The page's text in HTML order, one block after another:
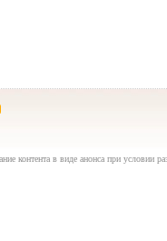
контента в виде анонса при условии